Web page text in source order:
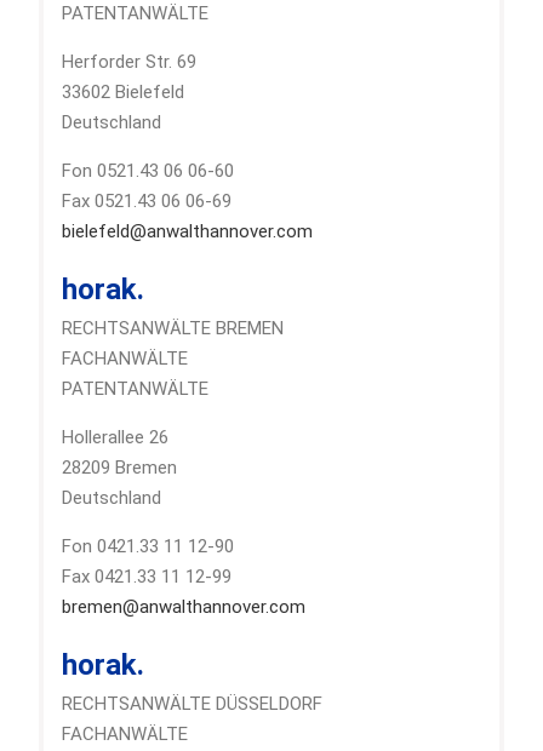
PATENTANWÄLTE
Herforder Str. 69
33602 Bielefeld
Deutschland
Fon 0521.43 06 06-60
Fax 0521.43 06 06-69
bielefeld@anwalthannover.com
horak.
RECHTSANWÄLTE BREMEN
FACHANWÄLTE
PATENTANWÄLTE
Hollerallee 26
28209 Bremen
Deutschland
Fon 0421.33 11 12-90
Fax 0421.33 11 12-99
bremen@anwalthannover.com
horak.
RECHTSANWÄLTE DÜSSELDORF
FACHANWÄLTE